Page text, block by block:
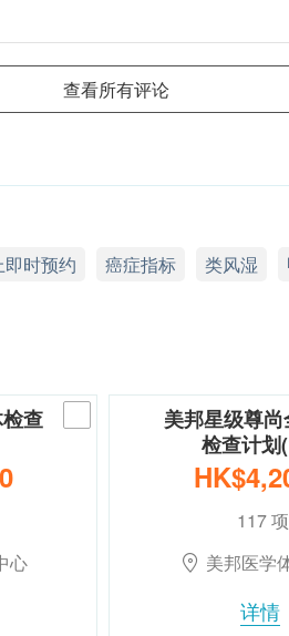
查看所有评论
即时预约 癌症指标 类风湿
查
心
美邦星级尊
检查计划
117 项
美邦医学
详情